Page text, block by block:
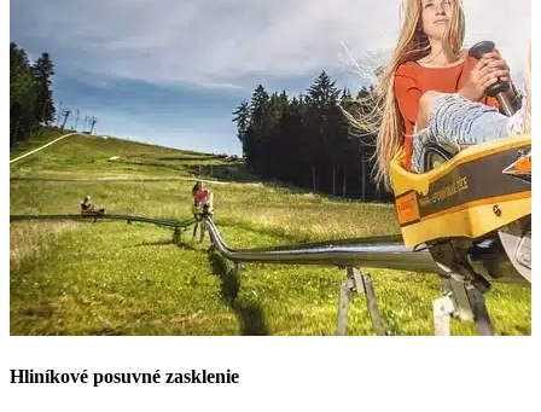
Hliníkové posuvné zasklenie